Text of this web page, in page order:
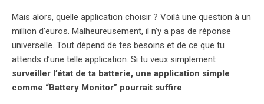
Mais alors, quelle application choisir ? Voilà une question à un
million d’euros. Malheureusement, il n’y a pas de réponse
universelle. Tout dépend de tes besoins et de ce que tu
attends d’une telle application. Si tu veux simplement
surveiller l’état de ta batterie, une application simple
comme “Battery Monitor” pourrait suffire